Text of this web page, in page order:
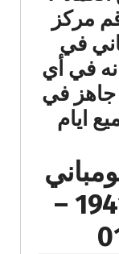
مركز
في
في أي
جاهز في
جميع ايام
في كفر الشيخ 19418 –